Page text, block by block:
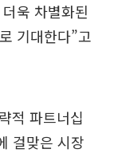
욱 차별화된
기대한다”고
적 파트너십
걸맞은 시장